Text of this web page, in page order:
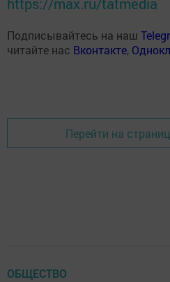
https://max.ru/tatmedia
Подписывайтесь на наш
читайте нас Вконтакте,
Перейти на
ОБЩЕСТВО